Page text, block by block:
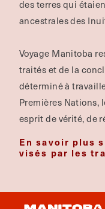
des terres qui
ancestrales des
Voyage Manitoba
traités et de la
déterminé à
Premières Nations,
esprit de vérité, de
En savoir plus
visés par les